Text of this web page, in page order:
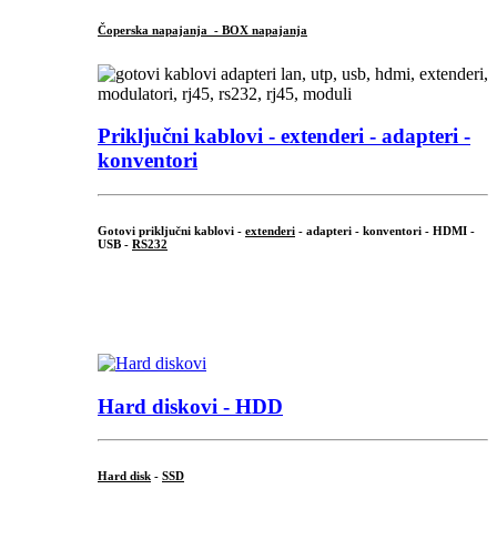
Čoperska napajanja - BOX napajanja
Priključni kablovi - extenderi - adapteri -
konventori
Gotovi priključni kablovi - extenderi - adapteri - konventori - HDMI -
USB - RS232
Hard diskovi - HDD
Hard disk - SSD